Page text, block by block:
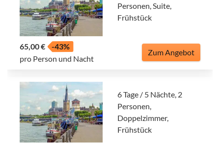
Personen, Suite,
Frühstück
65,00 €
-43%
pro Person und Nacht
Zum Angebot
6 Tage / 5 Nächte, 2
Personen,
Doppelzimmer,
Frühstück